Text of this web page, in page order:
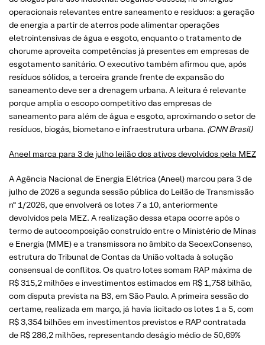
operacionais relevantes entre saneamento e resíduos: a geração
de energia a partir de aterros pode alimentar operações
eletrointensivas de água e esgoto, enquanto o tratamento de
chorume aproveita competências já presentes em empresas de
esgotamento sanitário. O executivo também afirmou que, após
resíduos sólidos, a terceira grande frente de expansão do
saneamento deve ser a drenagem urbana. A leitura é relevante
porque amplia o escopo competitivo das empresas de
saneamento para além de água e esgoto, aproximando o setor de
resíduos, biogás, biometano e infraestrutura urbana. (CNN Brasil)
Aneel marca para 3 de julho leilão dos ativos devolvidos pela MEZ
A Agência Nacional de Energia Elétrica (Aneel) marcou para 3 de
julho de 2026 a segunda sessão pública do Leilão de Transmissão
nº 1/2026, que envolverá os lotes 7 a 10, anteriormente
devolvidos pela MEZ. A realização dessa etapa ocorre após o
termo de autocomposição construído entre o Ministério de Minas
e Energia (MME) e a transmissora no âmbito da SecexConsenso,
estrutura do Tribunal de Contas da União voltada à solução
consensual de conflitos. Os quatro lotes somam RAP máxima de
R$ 315,2 milhões e investimentos estimados em R$ 1,758 bilhão,
com disputa prevista na B3, em São Paulo. A primeira sessão do
certame, realizada em março, já havia licitado os lotes 1 a 5, com
R$ 3,354 bilhões em investimentos previstos e RAP contratada
de R$ 286,2 milhões, representando deságio médio de 50,69%